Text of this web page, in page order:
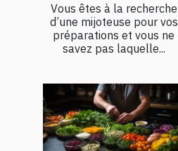
Vous êtes à la recherche
d’une mijoteuse pour vos
préparations et vous ne
savez pas laquelle...